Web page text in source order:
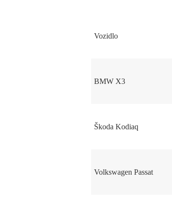
Vozidlo
BMW X3
Škoda Kodiaq
Volkswagen Passat